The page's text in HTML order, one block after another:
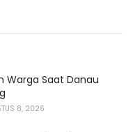
Warga Saat Danau
8, 2026